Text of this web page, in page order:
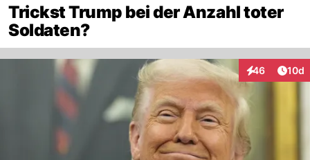
Trickst Trump bei der Anzahl toter
Soldaten?
46
Interaktionen
10d